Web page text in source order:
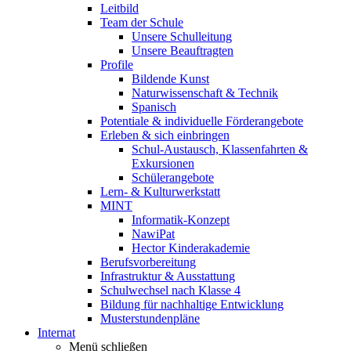
Leitbild
Team der Schule
Unsere Schulleitung
Unsere Beauftragten
Profile
Bildende Kunst
Naturwissenschaft & Technik
Spanisch
Potentiale & individuelle Förderangebote
Erleben & sich einbringen
Schul-Austausch, Klassenfahrten &
Exkursionen
Schülerangebote
Lern- & Kulturwerkstatt
MINT
Informatik-Konzept
NawiPat
Hector Kinderakademie
Berufsvorbereitung
Infrastruktur & Ausstattung
Schulwechsel nach Klasse 4
Bildung für nachhaltige Entwicklung
Musterstundenpläne
Internat
Menü schließen